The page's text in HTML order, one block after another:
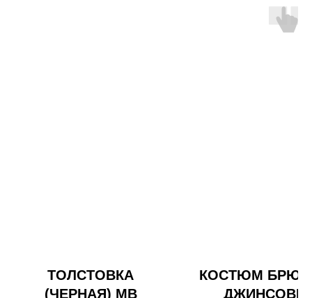
ТОЛСТОВКА
(ЧЕРНАЯ) МВ
КОСТЮМ